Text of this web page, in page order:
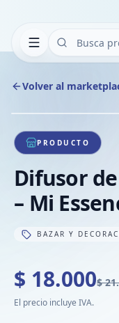
Volver al
1/1
PRODUCTO
Difusor
– Mi
BAZAR Y
$ 18.000$
El precio incluye IVA.